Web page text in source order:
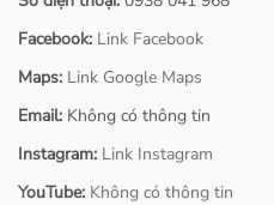
Facebook: Link Facebook
Maps: Link Google Maps
Email: Không có thông tin
Instagram: Link Instagram
YouTube: Không có thông tin